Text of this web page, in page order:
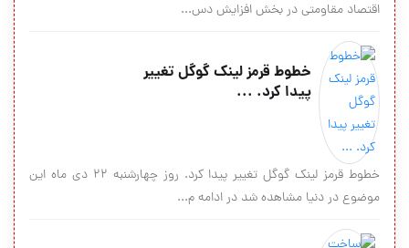
اقتصاد مقاومتی در بخش افزایش دس...
خطوط قرمز لینک گوگل تغییر
پیدا کرد. ...
خطوط قرمز لینک گوگل تغییر پیدا کرد. روز چهارشنبه ۲۲ دی ماه این
موضوع در دنیا مشاهده شد در ادامه م...